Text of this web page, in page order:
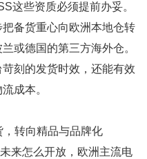
这些资质必须提前办妥。
备货重心向欧洲本地仓转
或德国的第三方海外仓。
刻的发货时效，还能有效
成本。
，转向精品与品牌化
怎么开放，欧洲主流电